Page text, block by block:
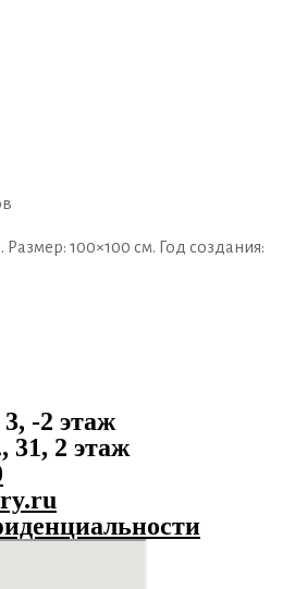
Размер: 100×100 см. Год создания:
-2 этаж
31, 2 этаж